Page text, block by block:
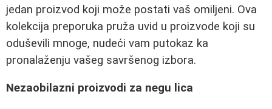
jedan proizvod koji može postati vaš omiljeni. Ova
kolekcija preporuka pruža uvid u proizvode koji su
oduševili mnoge, nudeći vam putokaz ka
pronalaženju vašeg savršenog izbora.
Nezaobilazni proizvodi za negu lica